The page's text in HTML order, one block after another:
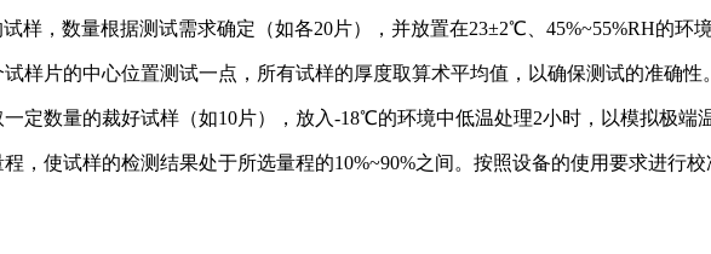
样，数量根据测试需求确定（如各20片），并放置在23±2℃、45%~55%RH的环
样片的中心位置测试一点，所有试样的厚度取算术平均值，以确保测试的准确性。
定数量的裁好试样（如10片），放入-18℃的环境中低温处理2小时，以模拟极端
，使试样的检测结果处于所选量程的10%~90%之间。按照设备的使用要求进行校